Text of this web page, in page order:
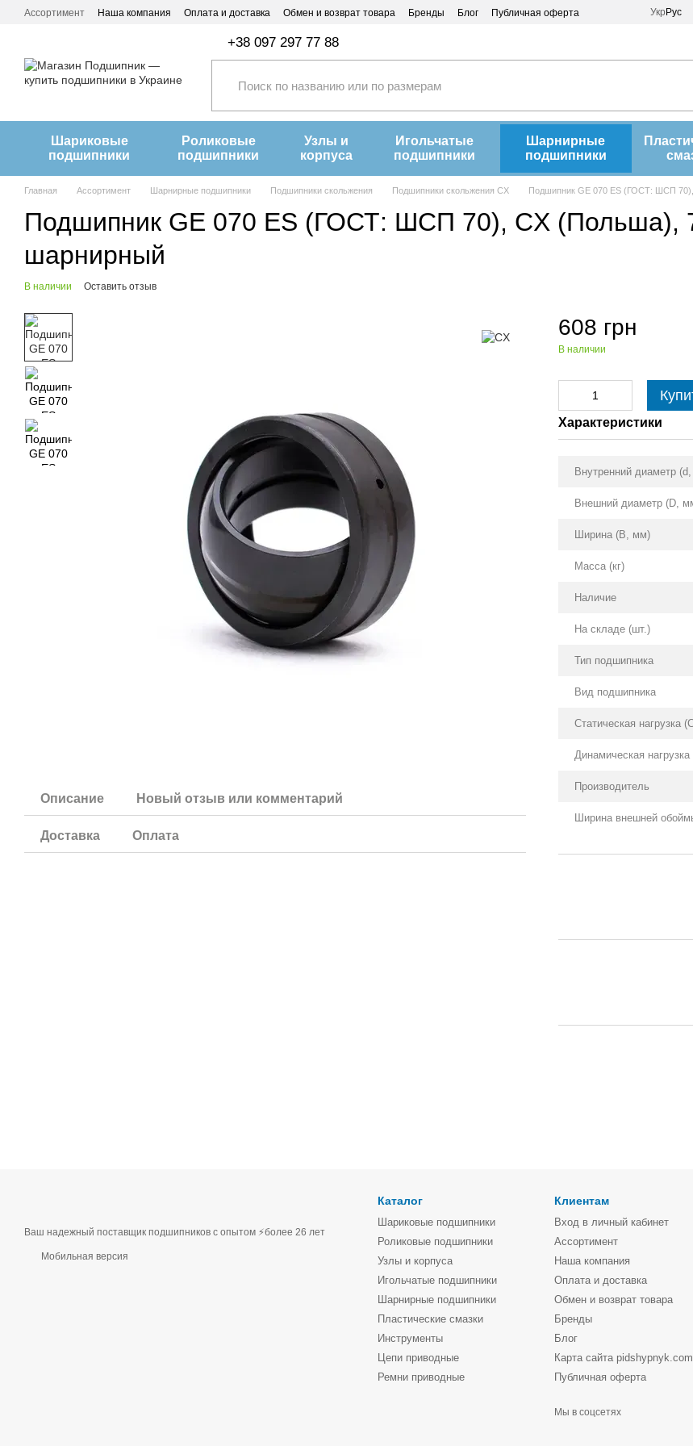
Перейти к основному контенту
Ассортимент Наша компания Оплата и доставка Обмен и возврат товара Бренды Блог Публичная оферта Укр Рус
+38 097 297 77 88
Шариковые
подшипники
Роликовые
подшипники
Узлы и
корпуса
Игольчатые
подшипники
Шарнирные
подшипники
Главная Ассортимент Шарнирные подшипники Подшипники скольжения Подшипники скольжения CX Подшипник GE 070 ES (ГОСТ: ШСП
Подшипник GE 070 ES (ГОСТ: ШСП 70), CX (Польша),
шарнирный
В наличии Оставить отзыв
Описание Новый отзыв или комментарий
Доставка Оплата
608 грн
В наличии
Характеристики
Внутренний диаметр
Внешний диаметр (D,
Ширина (B, мм)
Масса (кг)
Наличие
На складе (шт.)
Тип подшипника
Вид подшипника
Статическая нагрузка
Динамическая
Производитель
Ширина внешней
Ваш надежный поставщик подшипников с опытом ⚡более 26 лет
Мобильная версия
Каталог
Шариковые подшипники
Роликовые подшипники
Узлы и корпуса
Игольчатые подшипники
Шарнирные подшипники
Пластические смазки
Инструменты
Цепи приводные
Ремни приводные
Клиентам
Вход в личный кабинет
Ассортимент
Наша компания
Оплата и доставка
Обмен и возврат товара
Бренды
Блог
Карта сайта pidshypnyk.com
Публичная оферта
Мы в соцсетях